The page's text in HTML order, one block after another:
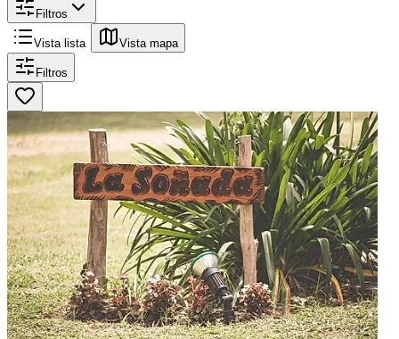
Filtros
Vista lista Vista mapa
Filtros